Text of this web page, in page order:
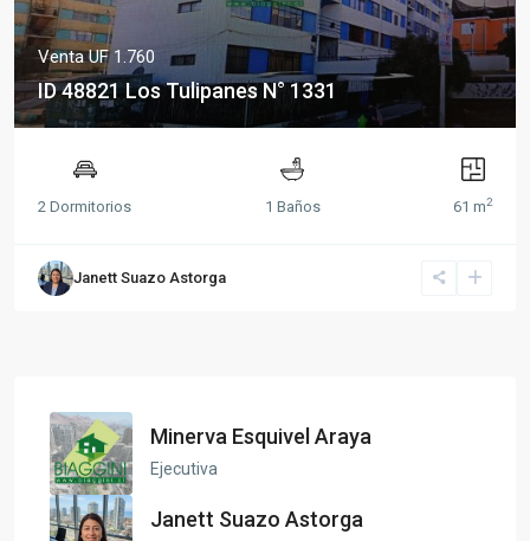
VentaUF 1.760
ID 48821 Los Tulipanes N° 1331
2 Dormitorios 1 Baños 61 m2
Janett Suazo Astorga
Minerva Esquivel Araya
Ejecutiva
Janett Suazo Astorga